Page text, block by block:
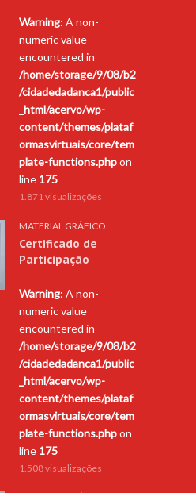
Warning: A non-
numeric value
encountered in
/home/storage/9/08/b2
/cidadedadanca1/public
_html/acervo/wp-
content/themes/plataf
ormasvirtuais/core/tem
plate-functions.phpon
line 175
1.871 visualizações
MATERIAL GRÁFICO
Certificado de
Participação
Warning: A non-
numeric value
encountered in
/home/storage/9/08/b2
/cidadedadanca1/public
_html/acervo/wp-
content/themes/plataf
ormasvirtuais/core/tem
plate-functions.phpon
line 175
1.508 visualizações